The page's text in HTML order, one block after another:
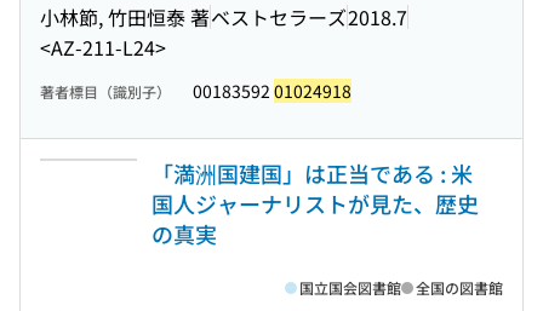
小林節, 竹田恒泰 著ベストセラーズ2018.7
<AZ-211-L24>
著者標目（識別子） 00183592 01024918
「満洲国建国」は正当である : 米
国人ジャーナリストが見た、歴史
の真実
国立国会図書館 全国の図書館